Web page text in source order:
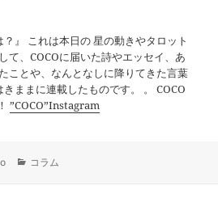
？』 これは本日の 星の動きやタロット
て、COCOに届いた詩やエッセイ、あ
ことや、なんとなしに降りてきた言葉
ままに連載したものです。 。 COCO
”COCO”Instagram
カ
コラム